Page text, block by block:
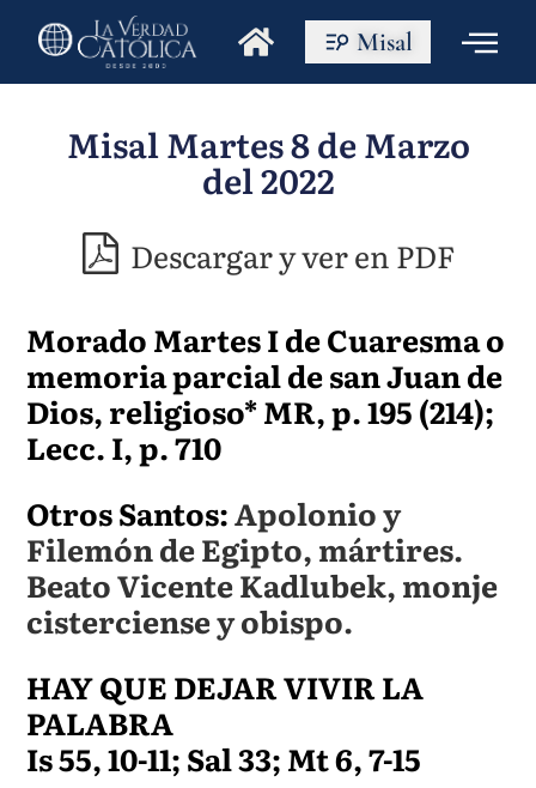
Misal
Misal Martes 8 de Marzo
del 2022
Descargar y ver en PDF
Morado Martes I de Cuaresma o
memoria parcial de san Juan de
Dios, religioso* MR, p. 195 (214);
Lecc. I, p. 710
Otros Santos:Apolonio y
Filemón de Egipto, mártires.
Beato Vicente Kadlubek, monje
cisterciense y obispo.
HAY QUE DEJAR VIVIR LA
PALABRA
Is 55, 10-11; Sal 33; Mt 6, 7-15